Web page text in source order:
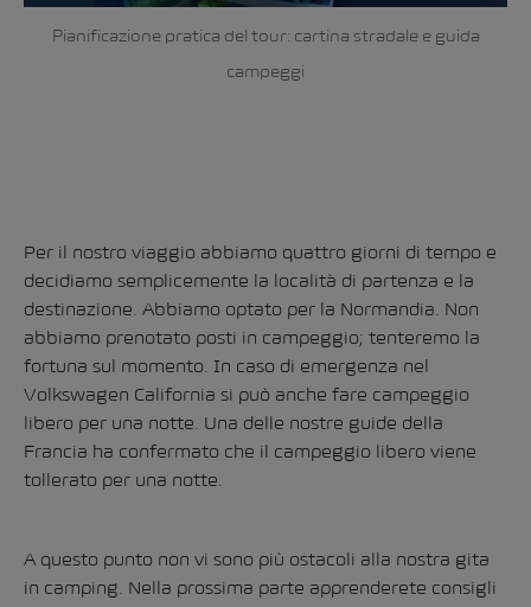
Pianificazione pratica del tour: cartina stradale e guida
campeggi
Per il nostro viaggio abbiamo quattro giorni di tempo e
decidiamo semplicemente la località di partenza e la
destinazione. Abbiamo optato per la Normandia. Non
abbiamo prenotato posti in campeggio; tenteremo la
fortuna sul momento. In caso di emergenza nel
Volkswagen California si può anche fare campeggio
libero per una notte. Una delle nostre guide della
Francia ha confermato che il campeggio libero viene
tollerato per una notte.
A questo punto non vi sono più ostacoli alla nostra gita
in camping. Nella prossima parte apprenderete consigli